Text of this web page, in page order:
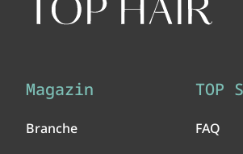
Magazin
Branche
TOP
FAQ